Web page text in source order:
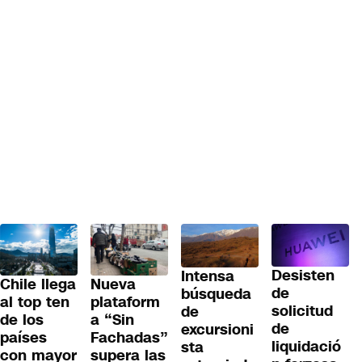
Chile llega
al top ten
de los
países
con mayor
Nueva
plataform
a “Sin
Fachadas”
supera las
Intensa
búsqueda
de
excursioni
sta
Desisten
de
solicitud
de
liquidació